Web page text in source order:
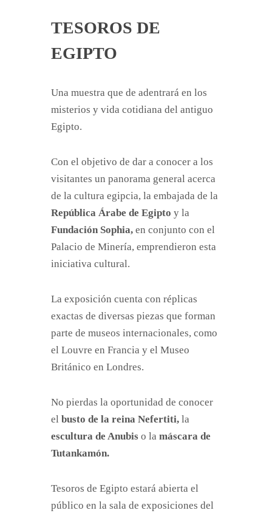
TESOROS DE
EGIPTO
Una muestra que de adentrará en los
misterios y vida cotidiana del antiguo
Egipto.
Con el objetivo de dar a conocer a los
visitantes un panorama general acerca
de la cultura egipcia, la embajada de la
República Árabe de Egipto y la
Fundación Sophia, en conjunto con el
Palacio de Minería, emprendieron esta
iniciativa cultural.
La exposición cuenta con réplicas
exactas de diversas piezas que forman
parte de museos internacionales, como
el Louvre en Francia y el Museo
Británico en Londres.
No pierdas la oportunidad de conocer
el busto de la reina Nefertiti, la
escultura de Anubis o la máscara de
Tutankamón.
Tesoros de Egipto estará abierta el
público en la sala de exposiciones del